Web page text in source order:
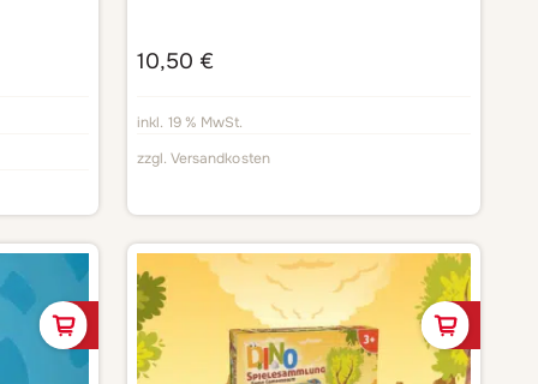
10,50 €
inkl. 19 % MwSt.
zzgl. Versandkosten
In den Warenkorb